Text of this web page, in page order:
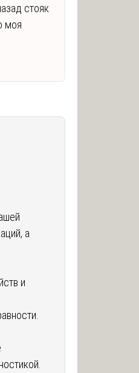
стояк
моя
а
и